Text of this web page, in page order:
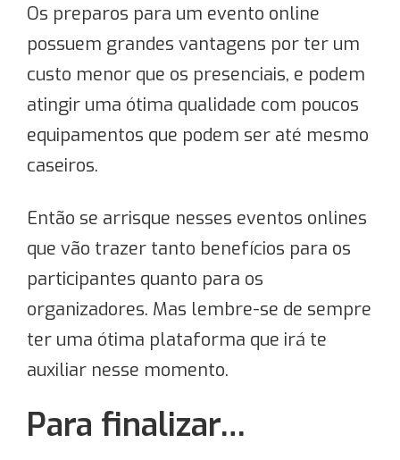
Os preparos para um evento online
possuem grandes vantagens por ter um
custo menor que os presenciais, e podem
atingir uma ótima qualidade com poucos
equipamentos que podem ser até mesmo
caseiros.
Então se arrisque nesses eventos onlines
que vão trazer tanto benefícios para os
participantes quanto para os
organizadores. Mas lembre-se de sempre
ter uma ótima plataforma que irá te
auxiliar nesse momento.
Para finalizar…